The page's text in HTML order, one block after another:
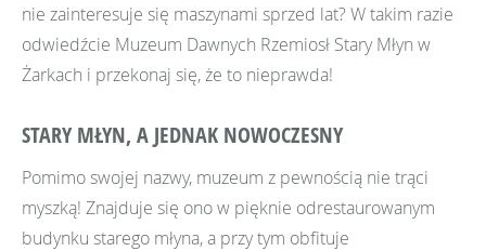
nie zainteresuje się maszynami sprzed lat? W takim razie
odwiedźcie Muzeum Dawnych Rzemiosł Stary Młyn w
Żarkach i przekonaj się, że to nieprawda!
STARY MŁYN, A JEDNAK NOWOCZESNY
Pomimo swojej nazwy, muzeum z pewnością nie trąci
myszką! Znajduje się ono w pięknie odrestaurowanym
budynku starego młyna, a przy tym obfituje